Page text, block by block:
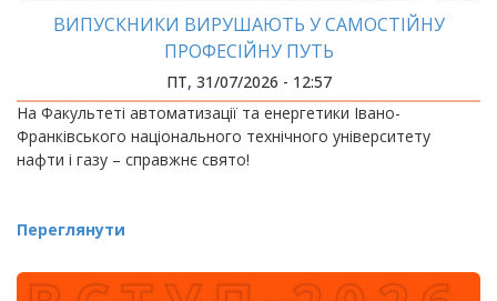
ВИПУСКНИКИ ВИРУШАЮТЬ У САМОСТІЙНУ
ПРОФЕСІЙНУ ПУТЬ
ПТ, 31/07/2026 - 12:57
На Факультеті автоматизації та енергетики Івано-
Франківського національного технічного університету
нафти і газу – справжнє свято!
Переглянути